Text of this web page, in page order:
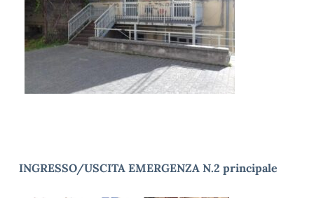
INGRESSO/USCITA EMERGENZA N.2 principale